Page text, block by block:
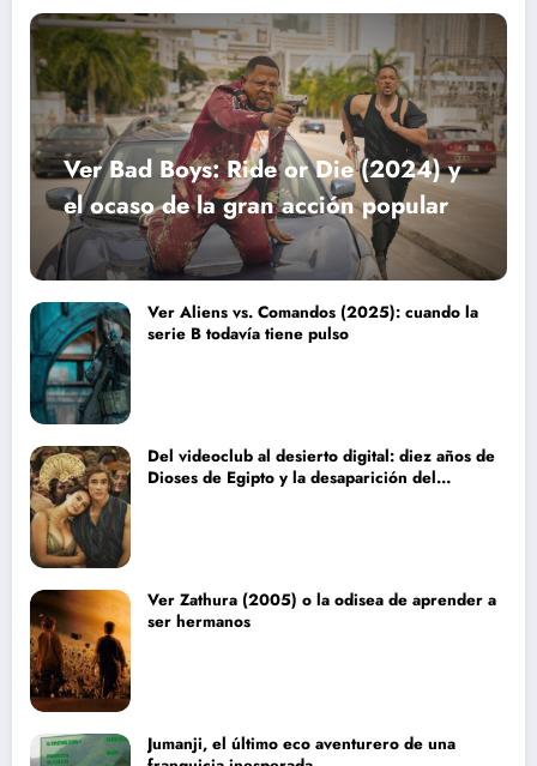
Ver Bad Boys: Ride or Die (2024) y
el ocaso de la gran acción popular
Ver Aliens vs. Comandos (2025): cuando la
serie B todavía tiene pulso
Del videoclub al desierto digital: diez años de
Dioses de Egipto y la desaparición del
Ver Zathura (2005) o la odisea de aprender a
ser hermanos
Jumanji, el último eco aventurero de una